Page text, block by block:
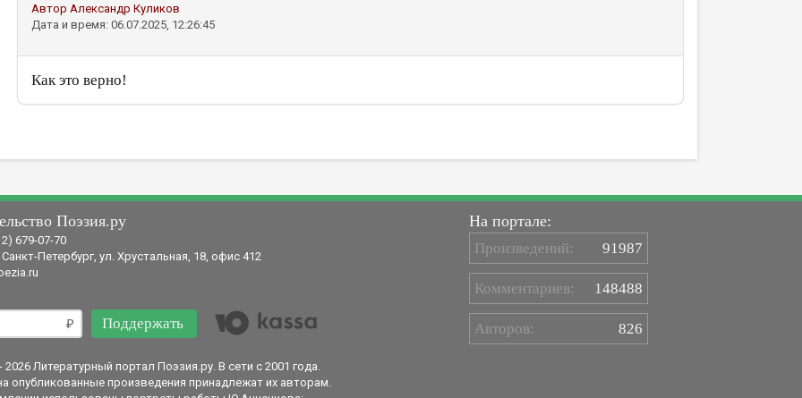
Автор Александр Куликов
Дата и время: 06.07.2025, 12:26:45
Как это верно!
Поэзия.ру
679-07-70
Санкт-Петербург, ул. Хрустальная, 18, офис 412
Поддержать
2026 Литературный портал Поэзия.ру. В сети с 2001 года.
опубликованные произведения принадлежат их авторам.
На портале:
Произведений: 91987
Комментариев: 148488
Авторов: 826